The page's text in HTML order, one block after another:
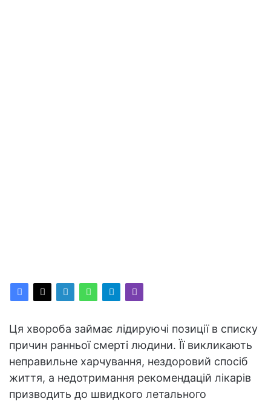
Ця хвороба займає лідируючі позиції в списку
причин ранньої смерті людини. Її викликають
неправильне харчування, нездоровий спосіб
життя, а недотримання рекомендацій лікарів
призводить до швидкого летального